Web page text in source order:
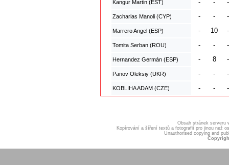
Kangur Martin (EST) - - -
Zacharias Manoli (CYP) - - -
Marrero Angel (ESP) - 10 -
Tomita Serban (ROU) - - -
Hernandez Germán (ESP) - 8 -
Panov Oleksiy (UKR) - - -
KOBLIHA ADAM (CZE) - - -
Obsah stránek serveru
Kopírování a šíření textů a fotografií pro jinou než
Unauthorised copying and